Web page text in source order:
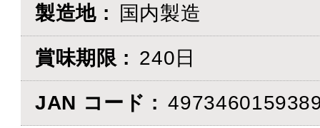
製造地 国内製造
賞味期限 240日
JAN コード